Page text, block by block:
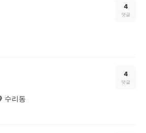
4
댓글
수리동
4
댓글